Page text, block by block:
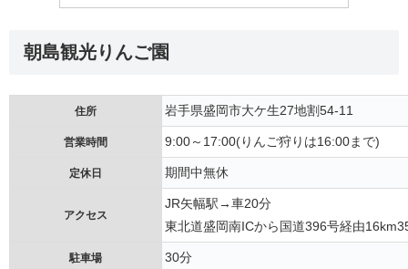
朝島観光りんご園
住所 岩手県盛岡市大ケ生27地割54-11
営業時間 9:00～17:00(りんご狩りは16:00まで)
定休日 期間中無休
アクセス
JR矢幅駅→車20分
東北道盛岡南ICから国道396号経由
駐車場 30分